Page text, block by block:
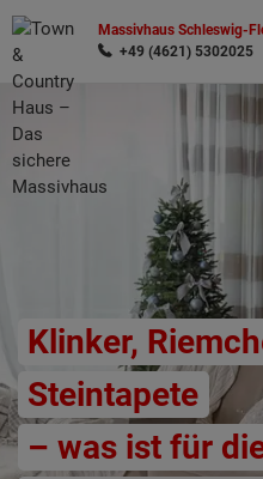
Massivhaus Schleswig-
+49 (4621) 5302025
Klinker,
Steintapete
– was ist für
Wonach möchten